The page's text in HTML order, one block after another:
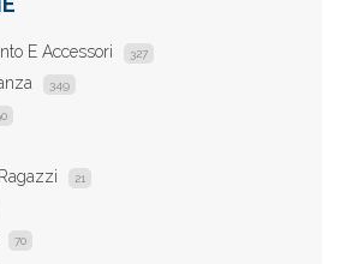
E Accessori 327
349
21
70